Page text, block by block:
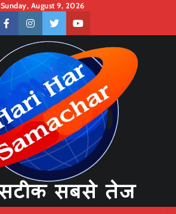
Sunday, August 9, 2026
facebookinstagramtwitteryoutube